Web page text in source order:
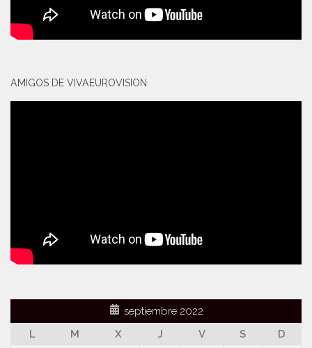
AMIGOS DE VIVAEUROVISION
septiembre 2022
L
M X J V S
D